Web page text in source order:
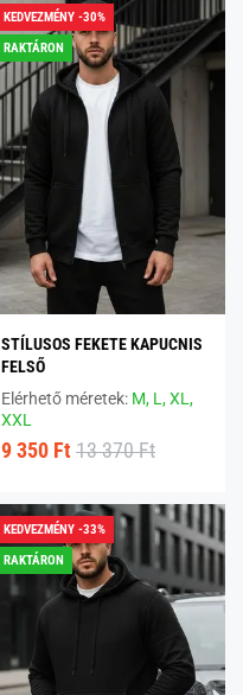
KEDVEZMÉNY -30%
RAKTÁRON
STÍLUSOS FEKETE KAPUCNIS
FELSŐ
Elérhető méretek: M, L,XL,
XXL
9 350 Ft 13 370 Ft
KEDVEZMÉNY -33%
RAKTÁRON